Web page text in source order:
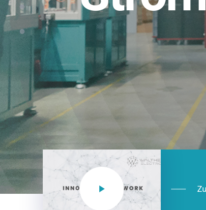
NEO CEE: Energieverteilung mit
effizient in der Installation,